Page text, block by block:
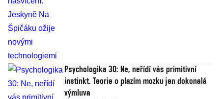
Psychologika 30: Ne, neřídí vás primitivní
instinkt. Teorie o plazím mozku jen dokonalá
výmluva